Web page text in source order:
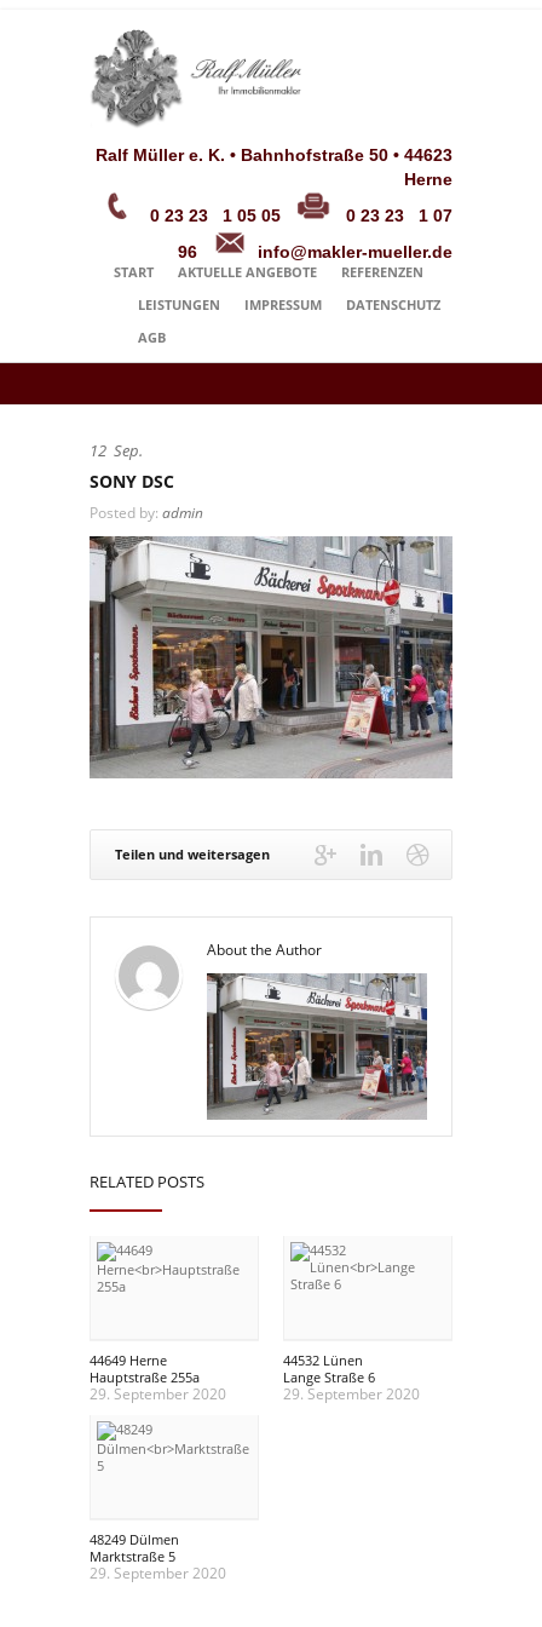
Ralf Müller e. K. • Bahnhofstraße 50 • 44623
Herne
0 23 23 1 05 05
0 23 23 1 07
96
info@makler-mueller.de
START AKTUELLE ANGEBOTE
REFERENZEN
LEISTUNGEN
IMPRESSUM
DATENSCHUTZ
AGB
12 Sep.
SONY DSC
Posted by: admin
Teilen und weitersagen
About the Author
RELATED POSTS
44649 Herne
Hauptstraße 255a
29. September 2020
44532 Lünen
Lange Straße 6
29. September 2020
48249 Dülmen
Marktstraße 5
29. September 2020